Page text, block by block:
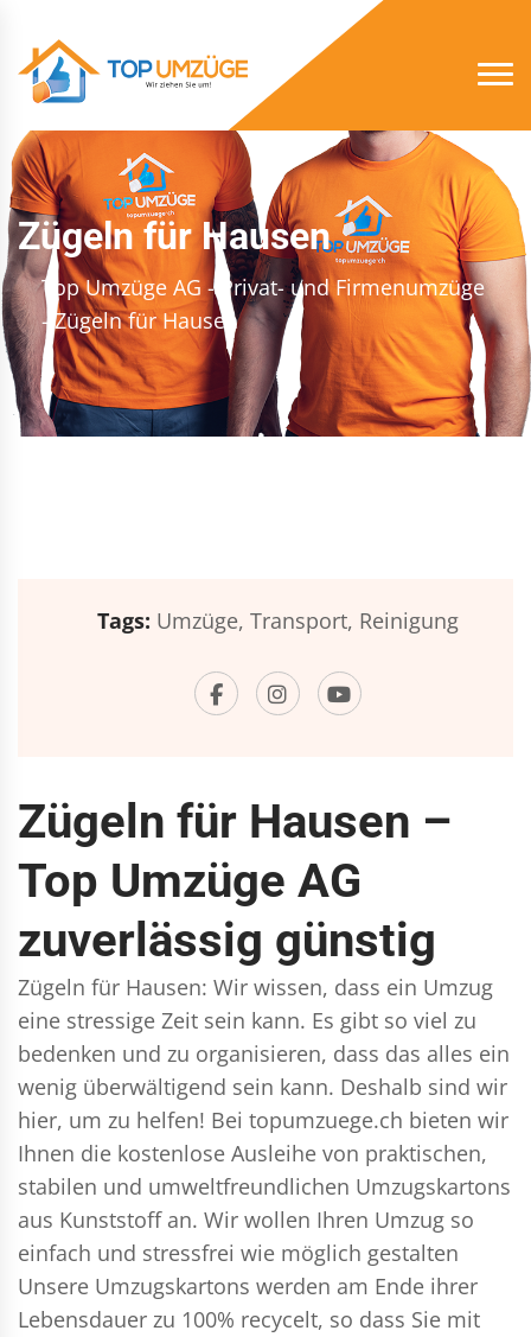
Zügeln für Hausen
Top Umzüge AG - Privat- und Firmenumzüge
- Zügeln für Hausen
Tags: Umzüge, Transport, Reinigung
Zügeln für Hausen –
Top Umzüge AG
zuverlässig günstig
Zügeln für Hausen: Wir wissen, dass ein Umzug
eine stressige Zeit sein kann. Es gibt so viel zu
bedenken und zu organisieren, dass das alles ein
wenig überwältigend sein kann. Deshalb sind wir
hier, um zu helfen! Bei topumzuege.ch bieten wir
Ihnen die kostenlose Ausleihe von praktischen,
stabilen und umweltfreundlichen Umzugskartons
aus Kunststoff an. Wir wollen Ihren Umzug so
einfach und stressfrei wie möglich gestalten
Unsere Umzugskartons werden am Ende ihrer
Lebensdauer zu 100% recycelt, so dass Sie mit